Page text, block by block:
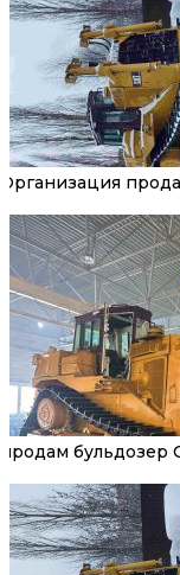
Организация
продам бульдозер